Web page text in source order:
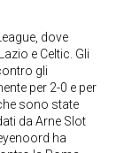
dove
e Celtic. Gli
gli
per 2-0 e per
sono state
da Arne Slot
ha